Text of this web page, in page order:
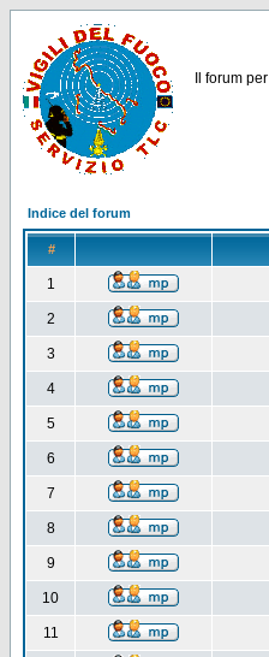
Il forum per
Indice del forum
#
1
2
3
4
5
6
7
8
9
10
11